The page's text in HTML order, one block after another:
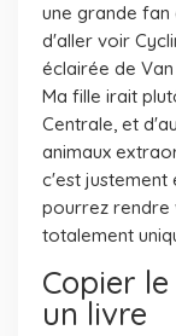
une grande
d'aller voir
éclairée de Van
Ma fille irait
Centrale, et
animaux
c'est justement
pourrez rendre
totalement
Copier
un livre